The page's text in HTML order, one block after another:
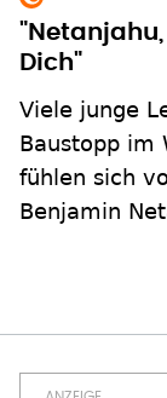
Dich"
Viele junge
Baustopp im
fühlen sich
Benjamin